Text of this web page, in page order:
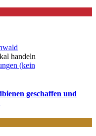
handeln
(kein
geschaffen und